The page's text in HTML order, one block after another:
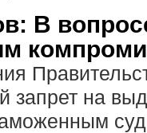
В
запрет на